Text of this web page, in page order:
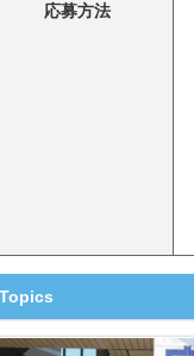
応募方法
Topics